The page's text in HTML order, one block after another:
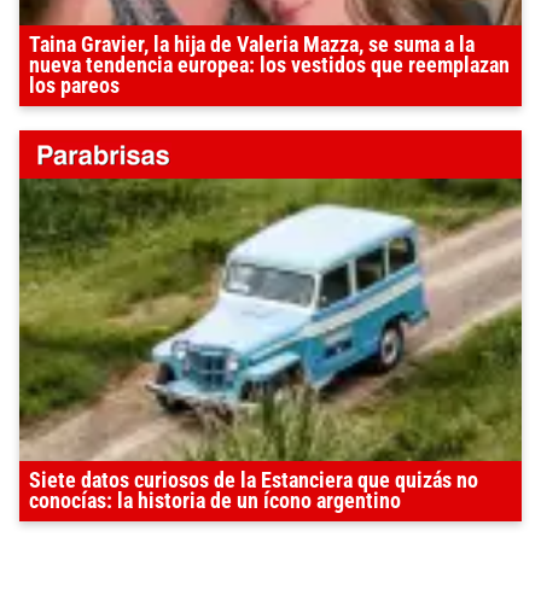
Taina Gravier, la hija de Valeria Mazza, se suma a la
nueva tendencia europea: los vestidos que reemplazan
los pareos
Siete datos curiosos de la Estanciera que quizás no
conocías: la historia de un ícono argentino